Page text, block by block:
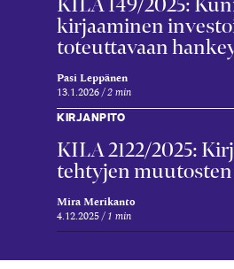
kirjaaminen
toteuttavaan
Pasi Leppänen
13.1.2026 2 min
KIRJANPITO
KILA 2122/2025:
tehtyjen
Mira Merikanto
4.12.2025 1 min